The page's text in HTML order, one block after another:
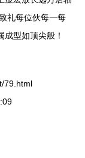
礼每位伙每一每
型如顶尖般！
79.html